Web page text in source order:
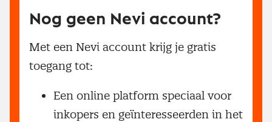
Nog geen Nevi account?
Met een Nevi account krijg je gratis
toegang tot:
Een online platform speciaal voor
inkopers en geïnteresseerden in het